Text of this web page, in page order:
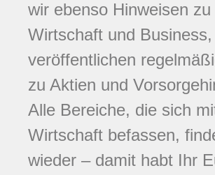
wir ebenso Hinweisen zu
Wirtschaft und Business,
veröffentlichen
zu Aktien und
Alle Bereiche, die sich
Wirtschaft befassen,
wieder – damit habt Ihr